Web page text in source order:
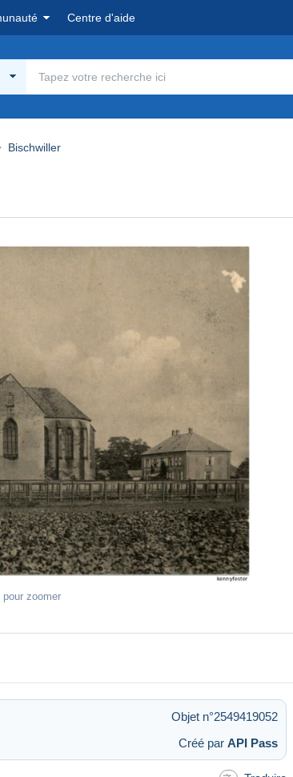
Centre d'aide
Bischwiller
pour zoomer
Objet n°2549419052
Créé par API Pass